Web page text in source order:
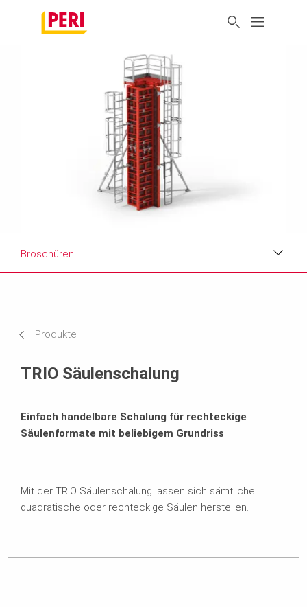
Broschüren
Produkte
TRIO Säulenschalung
Einfach handelbare Schalung für rechteckige
Säulenformate mit beliebigem Grundriss
Mit der TRIO Säulenschalung lassen sich sämtliche
quadratische oder rechteckige Säulen herstellen.